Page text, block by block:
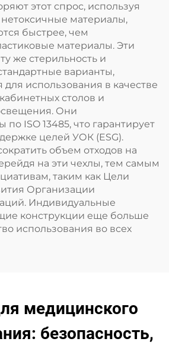
этот спрос, используя
материалы,
быстрее, чем
материалы. Эти
же стерильность и
варианты,
для использования в качестве
столов и
Они
ISO 13485, что гарантирует
целей УОК (ESG).
объем отходов на
на эти чехлы, тем самым
таким как Цели
Организации
Индивидуальные
конструкции еще больше
использования во всех
медицинского
безопасность,